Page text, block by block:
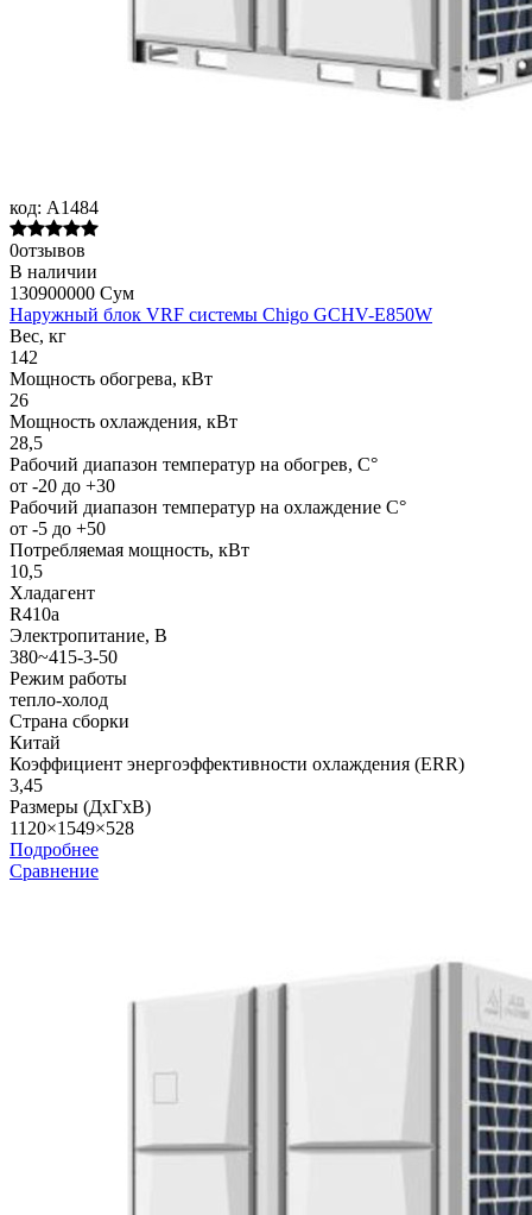
код: A1484
0отзывов
В наличии
130900000 Сум
Наружный блок VRF системы Chigo GCHV-E850W
Вес, кг
142
Мощность обогрева, кВт
26
Мощность охлаждения, кВт
28,5
Рабочий диапазон температур на обогрев, С°
от -20 до +30
Рабочий диапазон температур на охлаждение С°
от -5 до +50
Потребляемая мощность, кВт
10,5
Хладагент
R410a
Электропитание, В
380~415-3-50
Режим работы
тепло-холод
Страна сборки
Китай
Коэффициент энергоэффективности охлаждения (ERR)
3,45
Размеры (ДхГхВ)
1120×1549×528
Подробнее
Сравнение